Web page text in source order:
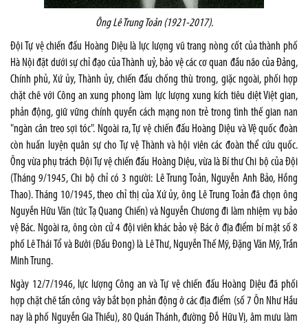
Ông Lê Trung Toản (1921-2017).
Đội Tự vệ chiến đấu Hoàng Diệu là lực lượng vũ trang nòng cốt của thành phố
Hà Nội đặt dưới sự chỉ đạo của Thành uỷ, bảo vệ các cơ quan đầu não của Đảng,
Chính phủ, Xứ ủy, Thành ủy, chiến đấu chống thù trong, giặc ngoài, phối hợp
chặt chẽ với Công an xung phong làm lực lượng xung kích tiêu diệt Việt gian,
phản động, giữ vững chính quyền cách mạng non trẻ trong tình thế gian nan
"ngàn cân treo sợi tóc". Ngoài ra, Tự vệ chiến đấu Hoàng Diệu và Vệ quốc đoàn
còn huấn luyện quân sự cho Tự vệ Thành và hội viên các đoàn thể cứu quốc.
Ông vừa phụ trách Đội Tự vệ chiến đấu Hoàng Diệu, vừa là Bí thư Chi bộ của Đội
(Tháng 9/1945, Chi bộ chỉ có 3 người: Lê Trung Toản, Nguyễn Anh Bảo, Hồng
Thao). Tháng 10/1945, theo chỉ thị của Xứ ủy, ông Lê Trung Toản đã chọn ông
Nguyễn Hữu Văn (tức Tạ Quang Chiến) và Nguyễn Chương đi làm nhiệm vụ bảo
vệ Bác. Ngoài ra, ông còn cử 4 đội viên khác bảo vệ Bác ở địa điểm bí mật số 8
phố Lê Thái Tổ và Bưởi (Đấu Đong) là Lê Thư, Nguyễn Thế Mỹ, Đặng Văn Mỹ, Trần
Minh Trung.
Ngày 12/7/1946, lực lượng Công an và Tự vệ chiến đấu Hoàng Diệu đã phối
hợp chặt chẽ tấn công vây bắt bọn phản động ở các địa điểm (số 7 Ôn Như Hầu
nay là phố Nguyễn Gia Thiều), 80 Quán Thánh, đường Đỗ Hữu Vị, âm mưu làm